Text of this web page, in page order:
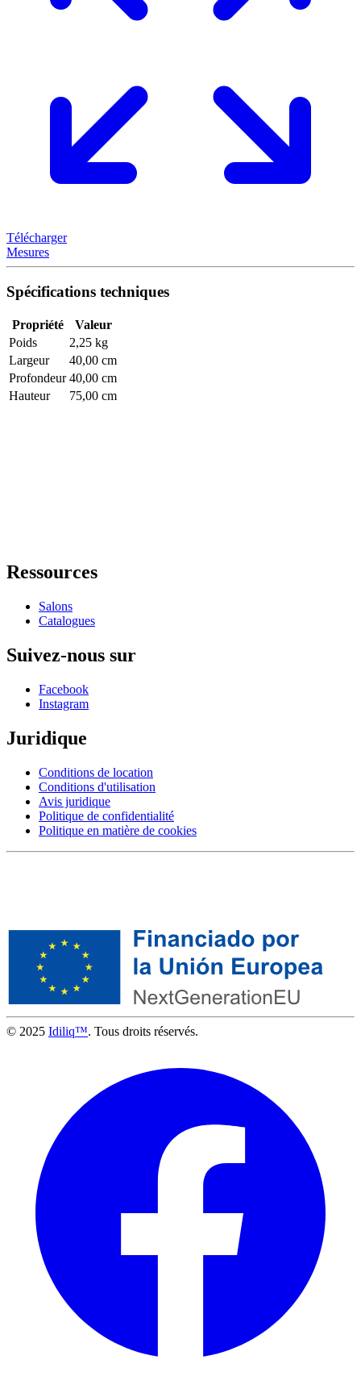
Télécharger
Mesures
Spécifications techniques
Propriété
Valeur
Poids
2,25 kg
Largeur
40,00 cm
Profondeur 40,00 cm
Hauteur
75,00 cm
Ressources
Salons
Catalogues
Suivez-nous sur
Facebook
Instagram
Juridique
Conditions de location
Conditions d'utilisation
Avis juridique
Politique de confidentialité
Politique en matière de cookies
© 2025 Idiliq™. Tous droits réservés.